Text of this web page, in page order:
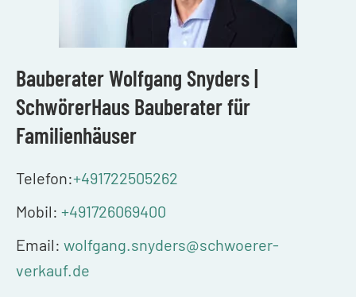
Bauberater Wolfgang Snyders |
SchwörerHaus Bauberater für
Familienhäuser
Telefon:+491722505262
Mobil: +491726069400
Email: wolfgang.snyders@schwoerer-
verkauf.de